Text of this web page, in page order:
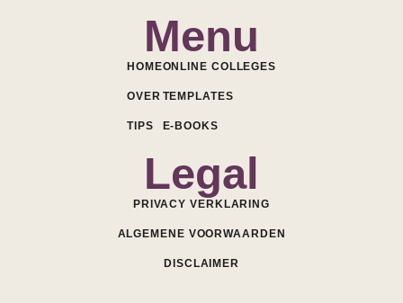
Menu
HOME
OVER
TIPS
ONLINE COLLEGES
TEMPLATES
E-BOOKS
Legal
PRIVACY VERKLARING
ALGEMENE VOORWAARDEN
DISCLAIMER